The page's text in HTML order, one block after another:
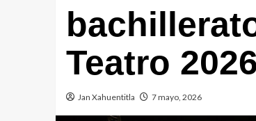
Teatro 2026
Jan Xahuentitla 7 mayo, 2026